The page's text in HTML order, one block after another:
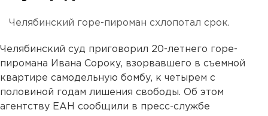
Челябинский горе-пироман схлопотал срок.
Челябинский суд приговорил 20-летнего горе-
пиромана Ивана Сороку, взорвавшего в съемной
квартире самодельную бомбу, к четырем с
половиной годам лишения свободы. Об этом
агентству ЕАН сообщили в пресс-службе